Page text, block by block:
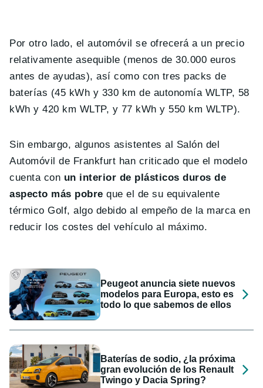
Por otro lado, el automóvil se ofrecerá a un precio
relativamente asequible (menos de 30.000 euros
antes de ayudas), así como con tres packs de
baterías (45 kWh y 330 km de autonomía WLTP, 58
kWh y 420 km WLTP, y 77 kWh y 550 km WLTP).
Sin embargo, algunos asistentes al Salón del
Automóvil de Frankfurt han criticado que el modelo
cuenta con un interior de plásticos duros de
aspecto más pobre que el de su equivalente
térmico Golf, algo debido al empeño de la marca en
reducir los costes del vehículo al máximo.
Peugeot anuncia siete nuevos
modelos para Europa, esto es
todo lo que sabemos de ellos
Baterías de sodio, ¿la próxima
gran evolución de los Renault
Twingo y Dacia Spring?